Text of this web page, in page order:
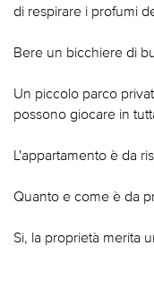
di respirare i profumi
Bere un bicchiere di
Un piccolo parco
possono giocare in
L'appartamento è da
Quanto e come è da
Si, la proprietà merita